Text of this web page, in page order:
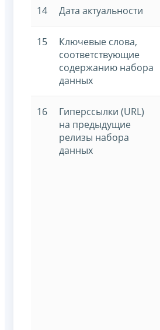
14 Дата актуальности
15
Ключевые слова,
соответствующие
содержанию набора
данных
16
Гиперссылки (URL)
на предыдущие
релизы набора
данных